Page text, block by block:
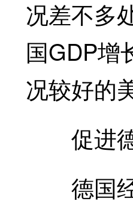
况差不多
国GDP增
况较好的
促进德
德国经